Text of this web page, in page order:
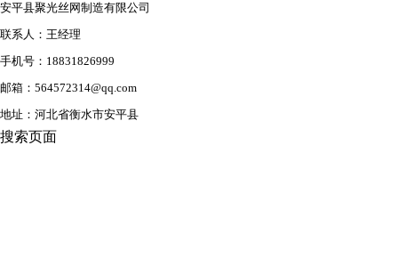
安平县聚光丝网制造有限公司
联系人：王经理
手机号：18831826999
邮箱：564572314@qq.com
地址：河北省衡水市安平县
搜索页面